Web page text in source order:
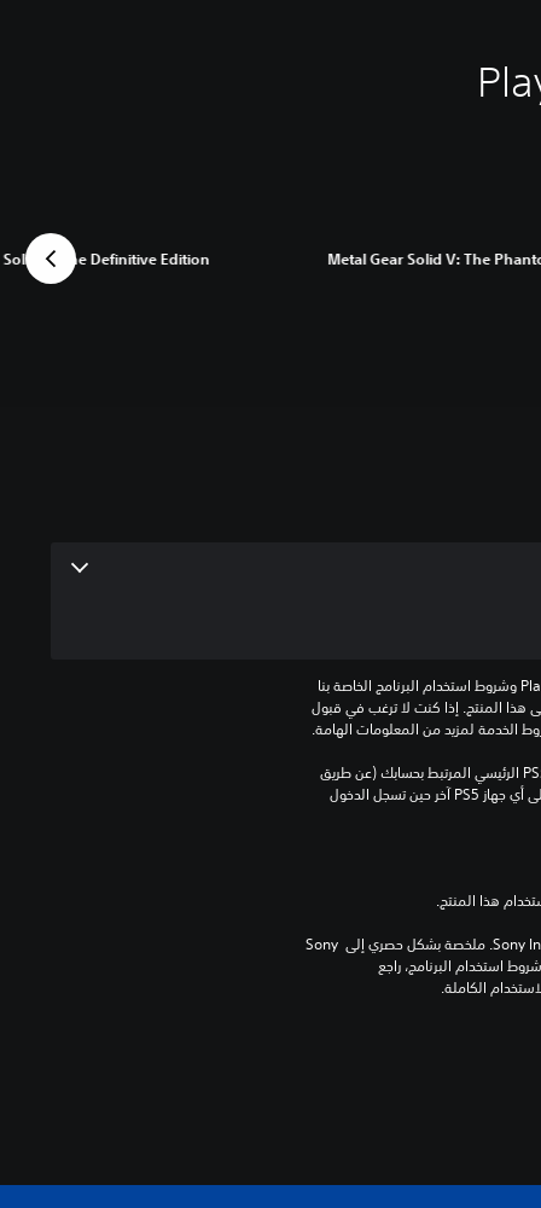
V: The Definitive Edition Metal Gear Solid V: The
بالإضافة إلى أي أحكام إضافية محددة تطبق على هذا المنتج. إذا كنت لا ترغب في قبول
الخدمة لمزيد من المعلومات الهامة.
يمكنك تنزيل هذا المحتوى وتشغيله على جهاز PS5 الرئيسي المرتبط بحسابك (عن طريق
إعداد "مشاركة الجهاز واللعب بدون اتصال") وعلى أي جهاز PS5 آخر حين تسجل الدخول
برامج مكتبة ©Sony Interactive Entertainment Inc. ملخصة بشكل حصري إلى Sony